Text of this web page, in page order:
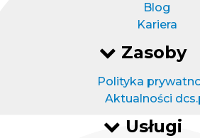
Blog
Kariera
Zasoby
Polityka
Aktualności
Usługi